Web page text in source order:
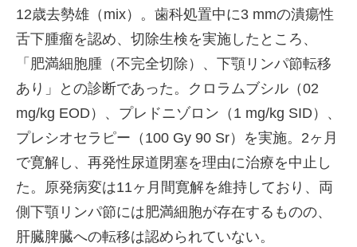
12歳去勢雄（mix）。歯科処置中に3 mmの潰瘍性
舌下腫瘤を認め、切除生検を実施したところ、
「肥満細胞腫（不完全切除）、下顎リンパ節転移
あり」との診断であった。クロラムブシル（02
mg/kg EOD）、プレドニゾロン（1 mg/kg SID）、
プレシオセラピー（100 Gy 90 Sr）を実施。2ヶ月
で寛解し、再発性尿道閉塞を理由に治療を中止し
た。原発病変は11ヶ月間寛解を維持しており、両
側下顎リンパ節には肥満細胞が存在するものの、
肝臓脾臓への転移は認められていない。